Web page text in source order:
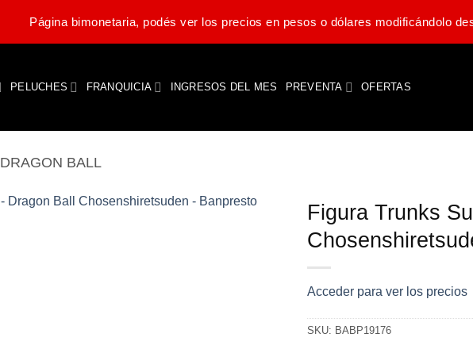
Página bimonetaria, podés ver los precios en pesos o dólares modificándolo
PELUCHES FRANQUICIA INGRESOS DEL MES PREVENTA OFERTAS
DRAGON BALL
Figura Trunks
Acceder para ver los precios
SKU: BABP19176